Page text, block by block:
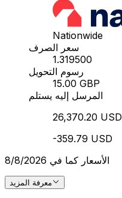
Nationwide
سعر الصرف
1.319500
رسوم التحويل
15.00 GBP
المرسل إليه يستلم
26,370.20 USD
-359.79 USD
الأسعار كما في 8/8/2026
معرفة المزيد